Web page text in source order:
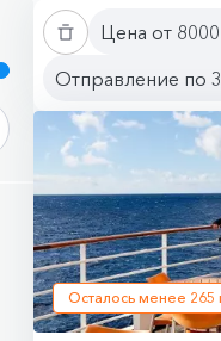
Цена от
Отправление по
Осталось менее 265